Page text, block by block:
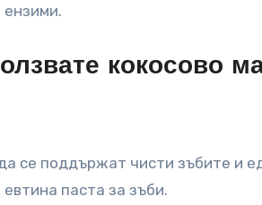
ензими.
кокосово
се поддържат чисти зъбите и
паста за зъби.